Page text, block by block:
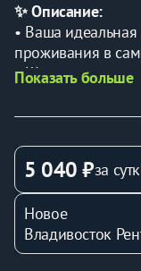
✨ Описание:
• Ваша
проживания в
• Шикарный вид
• Всего 7 минут
"Золотому мосту".
• В пешей
– Мариинский
событиями.
– Торговые
Показать больше
5 040 ₽за
Новое
Владивосток